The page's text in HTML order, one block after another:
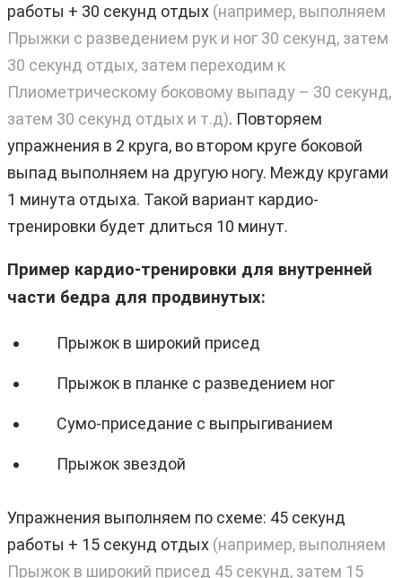
работы + 30 секунд отдых (например, выполняем
Прыжки с разведением рук и ног 30 секунд, затем
30 секунд отдых, затем переходим к
Плиометрическому боковому выпаду – 30 секунд,
затем 30 секунд отдых и т.д). Повторяем
упражнения в 2 круга, во втором круге боковой
выпад выполняем на другую ногу. Между кругами
1 минута отдыха. Такой вариант кардио-
тренировки будет длиться 10 минут.
Пример кардио-тренировки для внутренней
части бедра для продвинутых:
Прыжок в широкий присед
Прыжок в планке с разведением ног
Сумо-приседание с выпрыгиванием
Прыжок звездой
Упражнения выполняем по схеме: 45 секунд
работы + 15 секунд отдых (например, выполняем
Прыжок в широкий присед 45 секунд, затем 15